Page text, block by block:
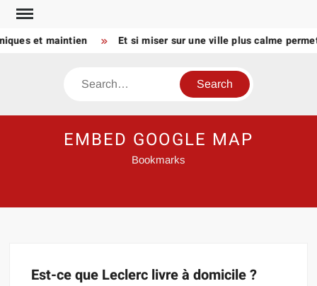
Skip
contentet maintien Et si miser sur une ville plus calme
Search
EMBED GOOGLE MAP
Bookmarks
Est-ce que Leclerc livre à domicile ?